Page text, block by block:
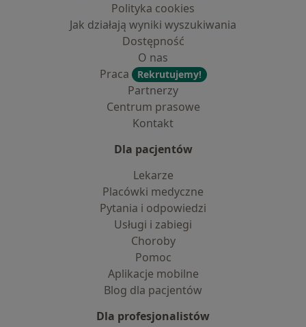
Polityka cookies
Jak działają wyniki wyszukiwania
Dostępność
O nas
Praca
Rekrutujemy!
Partnerzy
Centrum prasowe
Kontakt
Dla pacjentów
Lekarze
Placówki medyczne
Pytania i odpowiedzi
Usługi i zabiegi
Choroby
Pomoc
Aplikacje mobilne
Blog dla pacjentów
Dla profesjonalistów